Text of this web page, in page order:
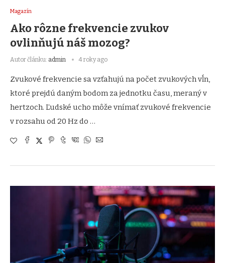
Magazín
Ako rôzne frekvencie zvukov
ovlinňujú náš mozog?
Autor článku: admin 4 roky ago
Zvukové frekvencie sa vzťahujú na počet zvukových vĺn,
ktoré prejdú daným bodom za jednotku času, meraný v
hertzoch. Ľudské ucho môže vnímať zvukové frekvencie
v rozsahu od 20 Hz do …